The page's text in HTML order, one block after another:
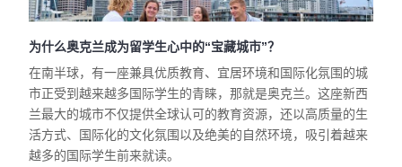
为什么奥克兰成为留学生心中的“宝藏城市”？
在南半球，有一座兼具优质教育、宜居环境和国际化氛围的城
市正受到越来越多国际学生的青睐，那就是奥克兰。这座新西
兰最大的城市不仅提供全球认可的教育资源，还以高质量的生
活方式、国际化的文化氛围以及绝美的自然环境，吸引着越来
越多的国际学生前来就读。